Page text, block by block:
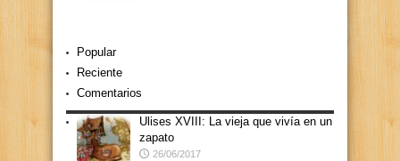
Popular
Reciente
Comentarios
Ulises XVIII: La vieja que vivía en un
zapato
26/06/2017